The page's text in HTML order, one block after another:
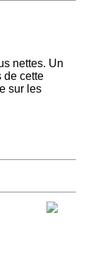
nettes. Un
de cette
sur les